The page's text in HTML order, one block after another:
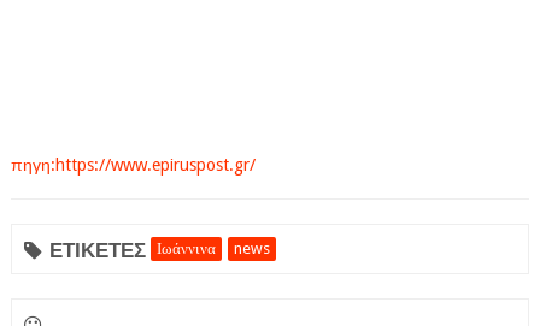
πηγη:https://www.epiruspost.gr/
ΕΤΙΚΕΤΕΣ Ιωάννινα news